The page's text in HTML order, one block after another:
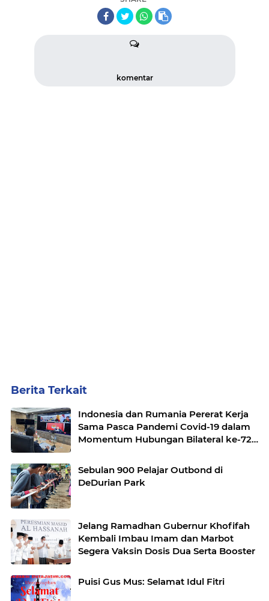
komentar
Berita Terkait
Indonesia dan Rumania Pererat Kerja
Sama Pasca Pandemi Covid-19 dalam
Momentum Hubungan Bilateral ke-72
Sebulan 900 Pelajar Outbond di
DeDurian Park
Jelang Ramadhan Gubernur Khofifah
Kembali Imbau Imam dan Marbot
Segera Vaksin Dosis Dua Serta Booster
Puisi Gus Mus: Selamat Idul Fitri